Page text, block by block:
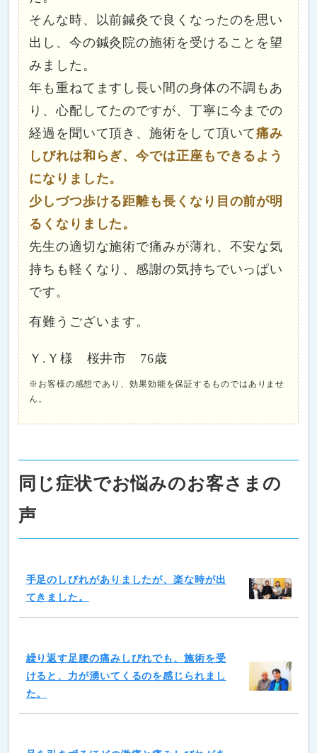
そんな時、以前鍼灸で良くなったのを思い
出し、今の鍼灸院の施術を受けることを望
みました。
年も重ねてますし長い間の身体の不調もあ
り、心配してたのですが、丁寧に今までの
経過を聞いて頂き、施術をして頂いて痛み
しびれは和らぎ、今では正座もできるよう
になりました。
少しづつ歩ける距離も長くなり目の前が明
るくなりました。
先生の適切な施術で痛みが薄れ、不安な気
持ちも軽くなり、感謝の気持ちでいっぱい
です。
有難うございます。
Ｙ.Ｙ様 桜井市 76歳
※お客様の感想であり、効果効能を保証するものではありませ
ん。
同じ症状でお悩みのお客さまの
声
手足のしびれがありましたが、楽な時が出
てきました。
繰り返す足腰の痛みしびれでも、施術を受
けると、力が湧いてくるのを感じられまし
た。